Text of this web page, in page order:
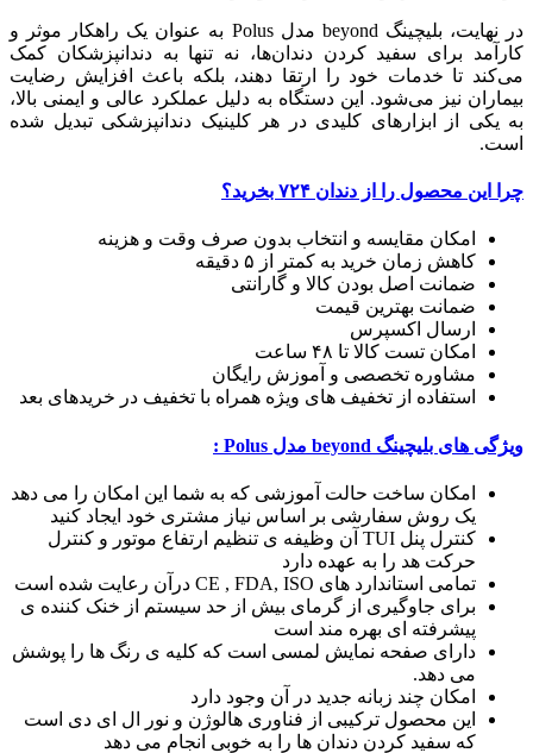
در نهایت، بلیچینگ beyond مدل Polus به عنوان یک راهکار موثر و
کارآمد برای سفید کردن دندان‌ها، نه تنها به دندانپزشکان کمک
می‌کند تا خدمات خود را ارتقا دهند، بلکه باعث افزایش رضایت
بیماران نیز می‌شود. این دستگاه به دلیل عملکرد عالی و ایمنی بالا،
به یکی از ابزارهای کلیدی در هر کلینیک دندانپزشکی تبدیل شده
است.
چرا این محصول را از دندان ۷۲۴ بخرید؟
امکان مقایسه و انتخاب بدون صرف وقت و هزینه
کاهش زمان خرید به کمتر از ۵ دقیقه
ضمانت اصل بودن کالا و گارانتی
ضمانت بهترین قیمت
ارسال اکسپرس
امکان تست کالا تا ۴۸ ساعت
مشاوره تخصصی و آموزش رایگان
استفاده از تخفیف های ویژه همراه با تخفیف در خرید‌های بعد
ویژگی های بلیچینگ beyond مدل Polus :
امکان ساخت حالت آموزشی که به شما این امکان را می دهد
یک روش سفارشی بر اساس نیاز مشتری خود ایجاد کنید
کنترل پنل TUI آن وظیفه ی تنظیم ارتفاع موتور و کنترل
حرکت هد را به عهده دارد
تمامی استاندارد های CE , FDA, ISO درآن رعایت شده است
برای جاوگیری از گرمای بیش از حد سیستم از خنک کننده ی
پیشرفته ای بهره مند است
دارای صفحه نمایش لمسی است که کلیه ی رنگ ها را پوشش
می دهد.
امکان چند زبانه جدید در آن وجود دارد
این محصول ترکیبی از فناوری هالوژن و نور ال ای دی است
که سفید کردن دندان ها را به خوبی انجام می دهد